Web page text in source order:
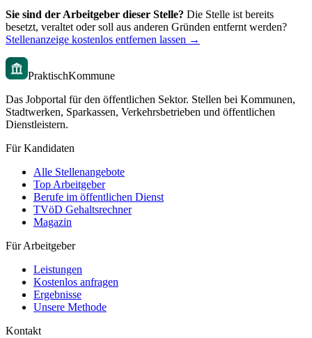
Sie sind der Arbeitgeber dieser Stelle? Die Stelle ist bereits
besetzt, veraltet oder soll aus anderen Gründen entfernt werden?
Stellenanzeige kostenlos entfernen lassen →
PraktischKommune
Das Jobportal für den öffentlichen Sektor. Stellen bei Kommunen,
Stadtwerken, Sparkassen, Verkehrsbetrieben und öffentlichen
Dienstleistern.
Für Kandidaten
Alle Stellenangebote
Top Arbeitgeber
Berufe im öffentlichen Dienst
TVöD Gehaltsrechner
Magazin
Für Arbeitgeber
Leistungen
Kostenlos anfragen
Ergebnisse
Unsere Methode
Kontakt